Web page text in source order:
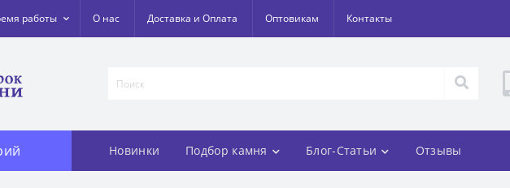
работы О нас Доставка и Оплата Оптовикам Контакты
Новинки Подбор камня Блог-Статьи Отзывы